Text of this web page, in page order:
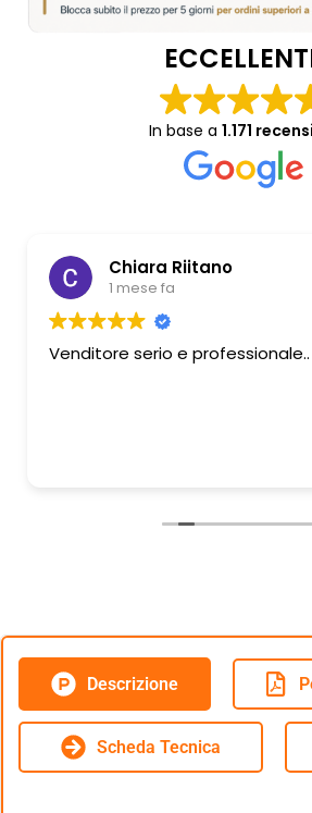
In base a 1.171
Chiara Riitano
1 mese fa
Venditore serio e
Descrizione
Scheda Tecnica